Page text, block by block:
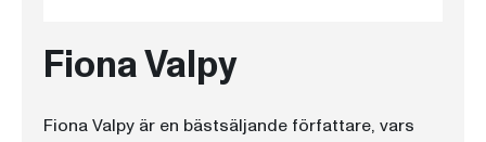
Fiona Valpy
Fiona Valpy är en bästsäljande författare, vars